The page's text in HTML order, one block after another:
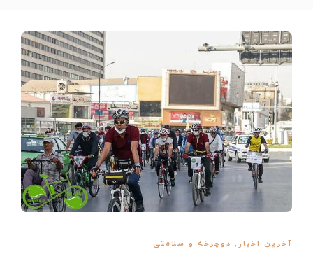
آخرین اخبار , دوچرخه و سلامتی